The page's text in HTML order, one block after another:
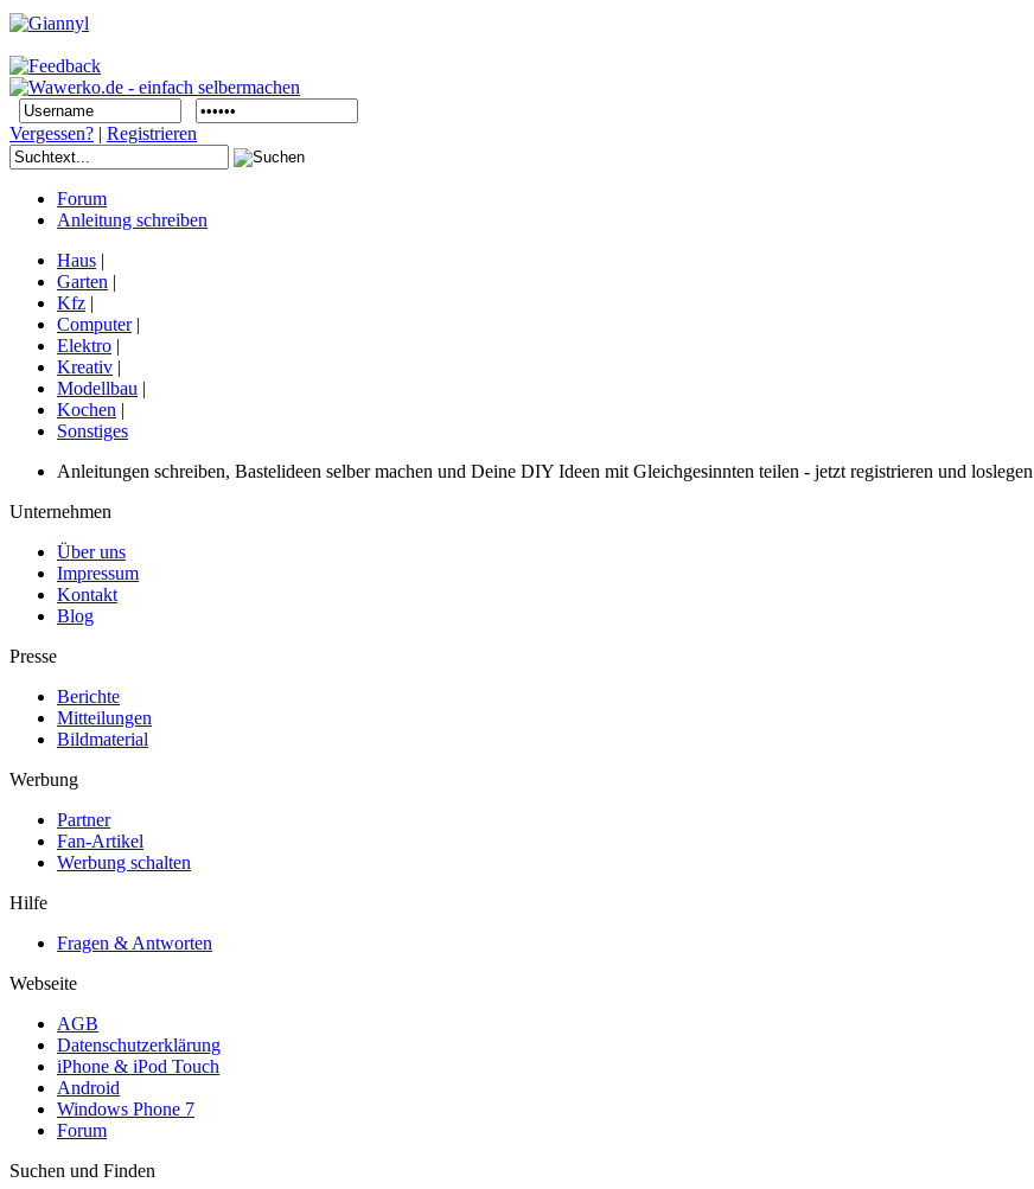
Vergessen? Registrieren
Forum
Anleitung schreiben
Haus
Garten
Kfz
Computer|
Elektro
Kreativ
Modellbau
Kochen
Sonstiges
Anleitungen schreiben, Bastelideen selber machen und Deine DIY Ideen mit Gleichgesinnten teilen - jetzt registrieren und loslegen
Unternehmen
Über uns
Impressum
Kontakt
Blog
Presse
Berichte
Mitteilungen
Bildmaterial
Werbung
Partner
Fan-Artikel
Werbung schalten
Hilfe
Fragen & Antworten
Webseite
AGB
Datenschutzerklärung
iPhone & iPod Touch
Android
Windows Phone 7
Forum
Suchen und Finden